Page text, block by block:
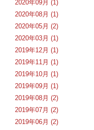
2020年09月 (1)
2020年08月 (1)
2020年05月 (2)
2020年03月 (1)
2019年12月 (1)
2019年11月 (1)
2019年10月 (1)
2019年09月 (1)
2019年08月 (2)
2019年07月 (2)
2019年06月 (2)